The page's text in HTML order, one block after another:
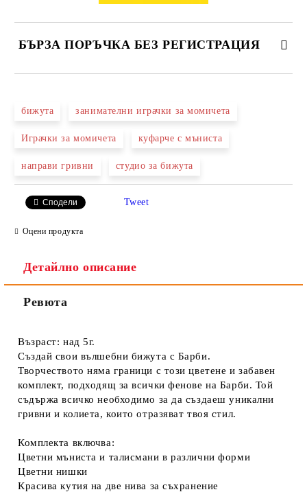
БЪРЗА ПОРЪЧКА БЕЗ РЕГИСТРАЦИЯ
бижута занимателни играчки за момичета
Играчки за момичета куфарче с мъниста
направи гривни студио за бижута
Сподели Tweet
Оцени продукта
Детайлно описание
Ревюта
Възраст: над 5г.
Създай свои вълшебни бижута с Барби.
Творчеството няма граници с този цветене и забавен
комплект, подходящ за всички фенове на Барби. Той
съдържа всичко необходимо за да създаеш уникални
гривни и колиета, които отразяват твоя стил.
Комплекта включва:
Цветни мъниста и талисмани в различни форми
Цветни нишки
Красива кутия на две нива за съхранение